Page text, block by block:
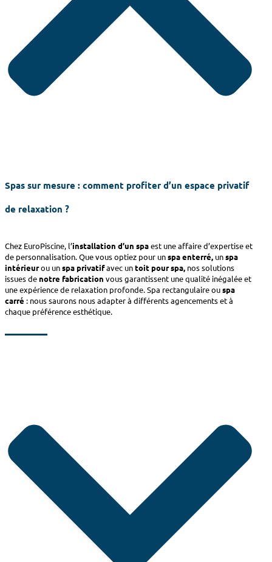
Spas sur mesure : comment profiter d’un espace privatif
de relaxation ?
Chez EuroPiscine, l’installation d’un spaest une affaire d’expertise et
de personnalisation. Que vous optiez pour unspa enterré, unspa
intérieurou unspa privatifavec untoit pour spa, nos solutions
issues denotre fabrication vous garantissent une qualité inégalée et
une expérience de relaxation profonde. Spa rectangulaire ouspa
carré : nous saurons nous adapter à différents agencements et à
chaque préférence esthétique.